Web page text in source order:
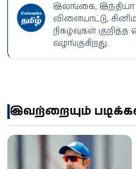
இலங்கை, இந்தியா
விளையாட்டு,
நிகழ்வுகள்
வழங்குகிறது.
இவற்றையும்